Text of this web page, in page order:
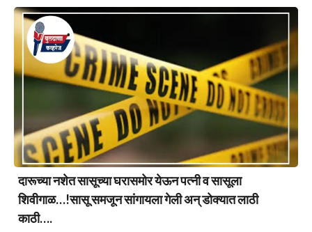
दारूच्या नशेत सासूच्या घरासमोर येऊन पत्नी व सासूला
शिवीगाळ…!सासू समजून सांगायला गेली अन् डोक्यात लाठी
काठी….